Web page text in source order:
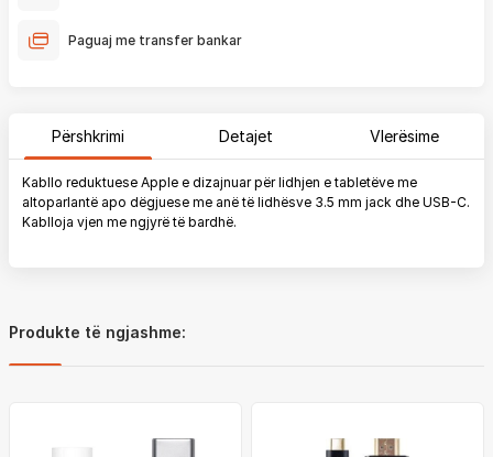
Paguaj me transfer bankar
Përshkrimi Detajet Vlerësime
Kabllo reduktuese Apple e dizajnuar për lidhjen e tabletëve me
altoparlantë apo dëgjuese me anë të lidhësve 3.5 mm jack dhe USB-C.
Kablloja vjen me ngjyrë të bardhë.
Produkte të ngjashme: